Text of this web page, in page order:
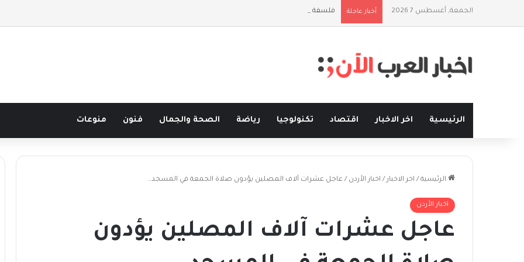
الجمعة, أغسطس 7 2026 أخبار عاجلة فلسفة الخيط والموج: نصف قرن في مدرسة البحر مع غسان المزيدي
الرئيسية اخر الاخبار اقتصاد تكنولوجيا رياضة الصحة والجمال فنون منوعات
الرئيسية / اخر الاخبار / اخبار الأردن / عاجل عشرات آلاف المصلين يؤدون صلاة الجمعة في المسجد…
اخبار الأردن
عاجل عشرات آلاف المصلين يؤدون